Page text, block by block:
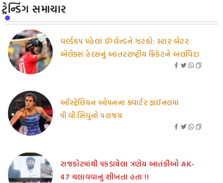
ટ્રેન્ડિંગ સમાચાર
વર્લ્ડકપ પહેલાં ઈંગ્લેન્ડને ઝટકો: સ્ટાર બેટર
એલેક્સ હેલ્સનું આંતરરાષ્ટ્રીય ક્રિકેટને અલવિદા
ઑસ્ટ્રેલિયન ઓપનના ક્વાર્ટર ફાઈનલમાં
પી.વી.સિંધુનો પરાજય
રાજકોટમાંથી પકડાયેલા ત્રણેય આતંકીઓ AK-
47 ચલાવવાનું શીખતા હતા !!